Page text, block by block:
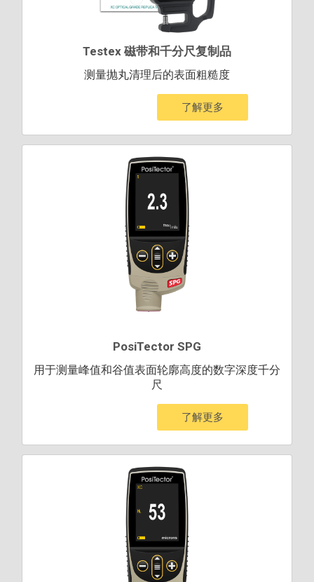
Testex 磁带和千分尺复制品
测量抛丸清理后的表面粗糙度
了解更多
PosiTector SPG
用于测量峰值和谷值表面轮廓高度的数字深度千分
尺
了解更多